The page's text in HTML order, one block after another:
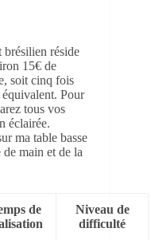
brésilien réside
15€ de
soit cinq fois
Pour
tous vos
éclairée.
ma table basse
de main et de la
de
Niveau de
difficulté